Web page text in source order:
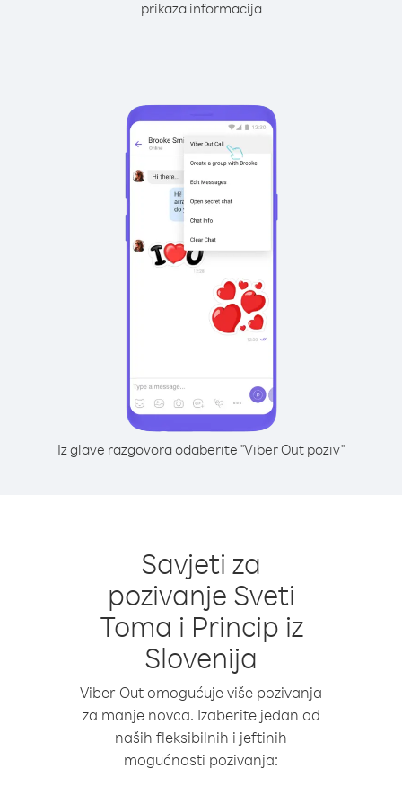
prikaza informacija
Iz glave razgovora odaberite "Viber Out poziv"
Savjeti za
pozivanje Sveti
Toma i Princip iz
Slovenija
Viber Out omogućuje više pozivanja
za manje novca. Izaberite jedan od
naših fleksibilnih i jeftinih
mogućnosti pozivanja: